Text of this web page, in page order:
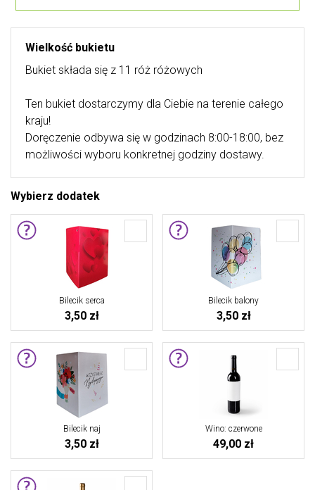
Wielkość bukietu
Bukiet składa się z 11 róż różowych
Ten bukiet dostarczymy dla Ciebie na terenie całego
kraju!
Doręczenie odbywa się w godzinach 8:00-18:00, bez
możliwości wyboru konkretnej godziny dostawy.
Wybierz dodatek
Bilecik serca
3,50 zł
Bilecik balony
3,50 zł
Bilecik naj
3,50 zł
Wino: czerwone
49,00 zł